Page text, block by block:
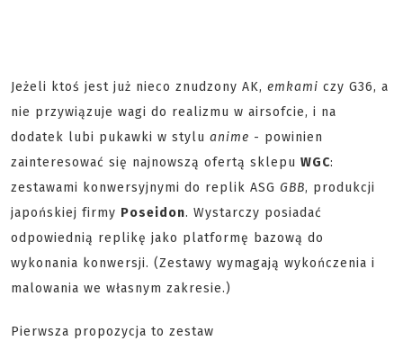
Jeżeli ktoś jest już nieco znudzony AK, emkami czy G36, a
nie przywiązuje wagi do realizmu w airsofcie, i na
dodatek lubi pukawki w stylu anime - powinien
zainteresować się najnowszą ofertą sklepu WGC:
zestawami konwersyjnymi do replik ASG GBB, produkcji
japońskiej firmy Poseidon. Wystarczy posiadać
odpowiednią replikę jako platformę bazową do
wykonania konwersji. (Zestawy wymagają wykończenia i
malowania we własnym zakresie.)
Pierwsza propozycja to zestaw